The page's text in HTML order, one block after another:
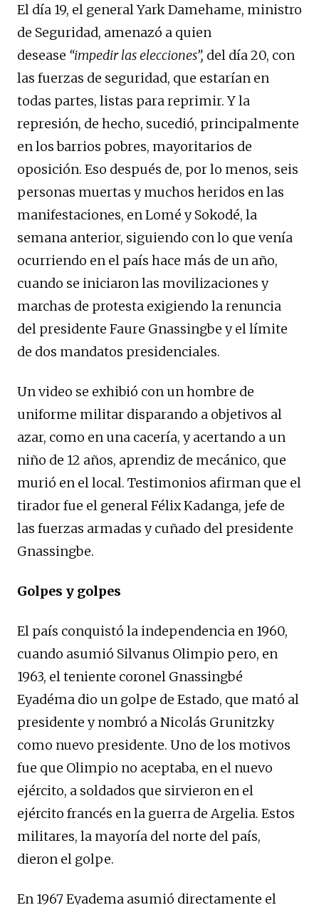
El día 19, el general Yark Damehame, ministro
de Seguridad, amenazó a quien
desease “impedir las elecciones”, del día 20, con
las fuerzas de seguridad, que estarían en
todas partes, listas para reprimir. Y la
represión, de hecho, sucedió, principalmente
en los barrios pobres, mayoritarios de
oposición. Eso después de, por lo menos, seis
personas muertas y muchos heridos en las
manifestaciones, en Lomé y Sokodé, la
semana anterior, siguiendo con lo que venía
ocurriendo en el país hace más de un año,
cuando se iniciaron las movilizaciones y
marchas de protesta exigiendo la renuncia
del presidente Faure Gnassingbe y el límite
de dos mandatos presidenciales.
Un video se exhibió con un hombre de
uniforme militar disparando a objetivos al
azar, como en una cacería, y acertando a un
niño de 12 años, aprendiz de mecánico, que
murió en el local. Testimonios afirman que el
tirador fue el general Félix Kadanga, jefe de
las fuerzas armadas y cuñado del presidente
Gnassingbe.
Golpes y golpes
El país conquistó la independencia en 1960,
cuando asumió Silvanus Olimpio pero, en
1963, el teniente coronel Gnassingbé
Eyadéma dio un golpe de Estado, que mató al
presidente y nombró a Nicolás Grunitzky
como nuevo presidente. Uno de los motivos
fue que Olimpio no aceptaba, en el nuevo
ejército, a soldados que sirvieron en el
ejército francés en la guerra de Argelia. Estos
militares, la mayoría del norte del país,
dieron el golpe.
En 1967 Eyadema asumió directamente el